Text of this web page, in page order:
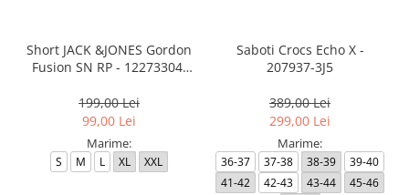
Short JACK &JONES Gordon
Fusion SN RP - 12273304-
199,00 Lei
99,00 Lei
Marime:
S M L XL XXL
Saboti Crocs Echo X -
207937-3J5
389,00 Lei
299,00 Lei
Marime:
36-37 37-38 38-39
39-40
41-42
42-43 43-44
45-46